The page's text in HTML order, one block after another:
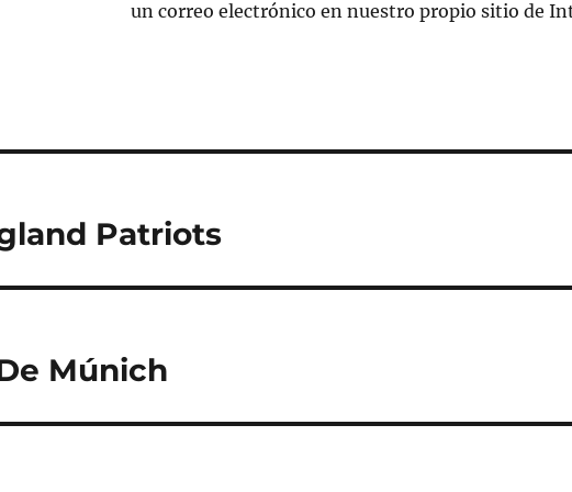
un correo electrónico en nuestro propio sitio de
Patriots
Múnich